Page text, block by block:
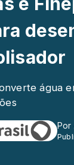
água
Por